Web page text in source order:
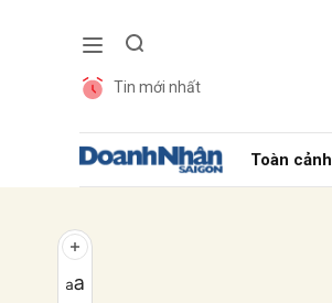
Tin mới nhất
Toàn cảnh